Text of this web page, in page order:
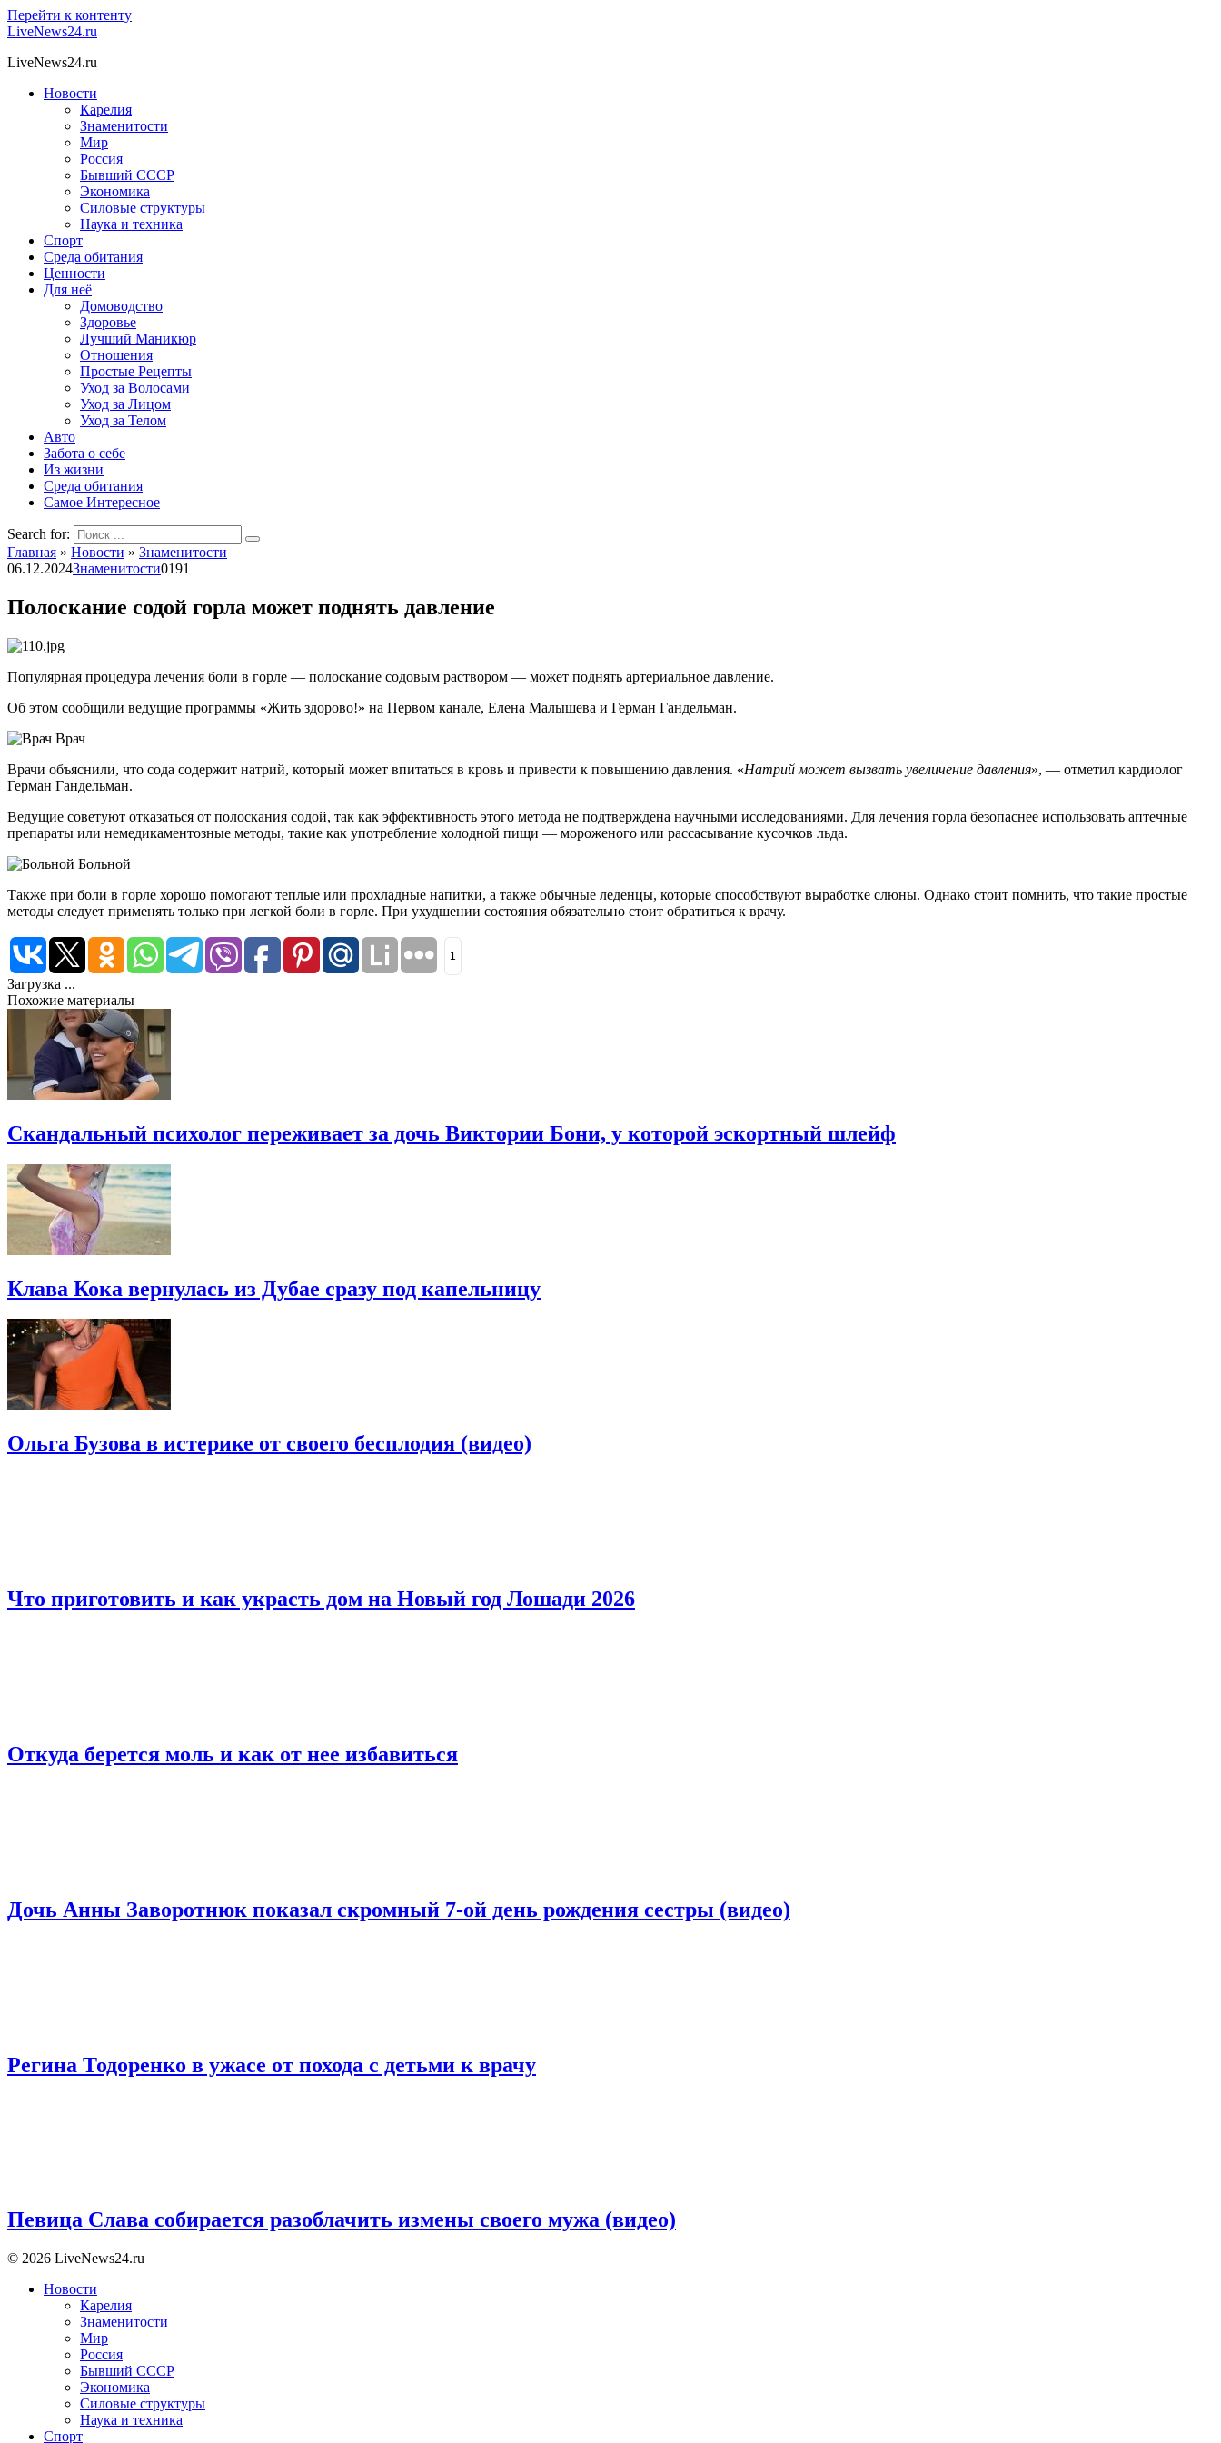
Перейти к контенту
LiveNews24.ru
LiveNews24.ru
Новости
Карелия
Знаменитости
Мир
Россия
Бывший СССР
Экономика
Силовые структуры
Наука и техника
Спорт
Среда обитания
Ценности
Для неё
Домоводство
Здоровье
Лучший Маникюр
Отношения
Простые Рецепты
Уход за Волосами
Уход за Лицом
Уход за Телом
Авто
Забота о себе
Из жизни
Среда обитания
Самое Интересное
Search for:
Главная » Новости » Знаменитости
06.12.2024Знаменитости0191
Полоскание содой горла может поднять давление
Популярная процедура лечения боли в горле — полоскание содовым раствором — может поднять артериальное давление.
Об этом сообщили ведущие программы «Жить здорово!» на Первом канале, Елена Малышева и Герман Гандельман.
Врач
Врачи объяснили, что сода содержит натрий, который может впитаться в кровь и привести к повышению давления. «Натрий может вызвать увеличение давления», — отметил кардиолог
Герман Гандельман.
Ведущие советуют отказаться от полоскания содой, так как эффективность этого метода не подтверждена научными исследованиями. Для лечения горла безопаснее использовать аптечные
препараты или немедикаментозные методы, такие как употребление холодной пищи — мороженого или рассасывание кусочков льда.
Больной
Также при боли в горле хорошо помогают теплые или прохладные напитки, а также обычные леденцы, которые способствуют выработке слюны. Однако стоит помнить, что такие простые
методы следует применять только при легкой боли в горле. При ухудшении состояния обязательно стоит обратиться к врачу.
1
Загрузка ...
Похожие материалы
Скандальный психолог переживает за дочь Виктории Бони, у которой эскортный шлейф
Клава Кока вернулась из Дубае сразу под капельницу
Ольга Бузова в истерике от своего бесплодия (видео)
Что приготовить и как украсть дом на Новый год Лошади 2026
Откуда берется моль и как от нее избавиться
Дочь Анны Заворотнюк показал скромный 7-ой день рождения сестры (видео)
Регина Тодоренко в ужасе от похода с детьми к врачу
Певица Слава собирается разоблачить измены своего мужа (видео)
© 2026 LiveNews24.ru
Новости
Карелия
Знаменитости
Мир
Россия
Бывший СССР
Экономика
Силовые структуры
Наука и техника
Спорт